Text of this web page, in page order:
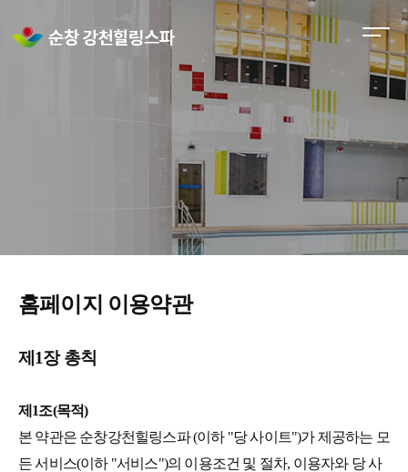
M
e
n
u
p
홈페이지 이용약관
제1장 총칙
제1조(목적)
본 약관은 순창강천힐링스파 (이하 "당 사이트")가 제공하는 모
든 서비스(이하 "서비스")의 이용조건 및 절차, 이용자와 당 사